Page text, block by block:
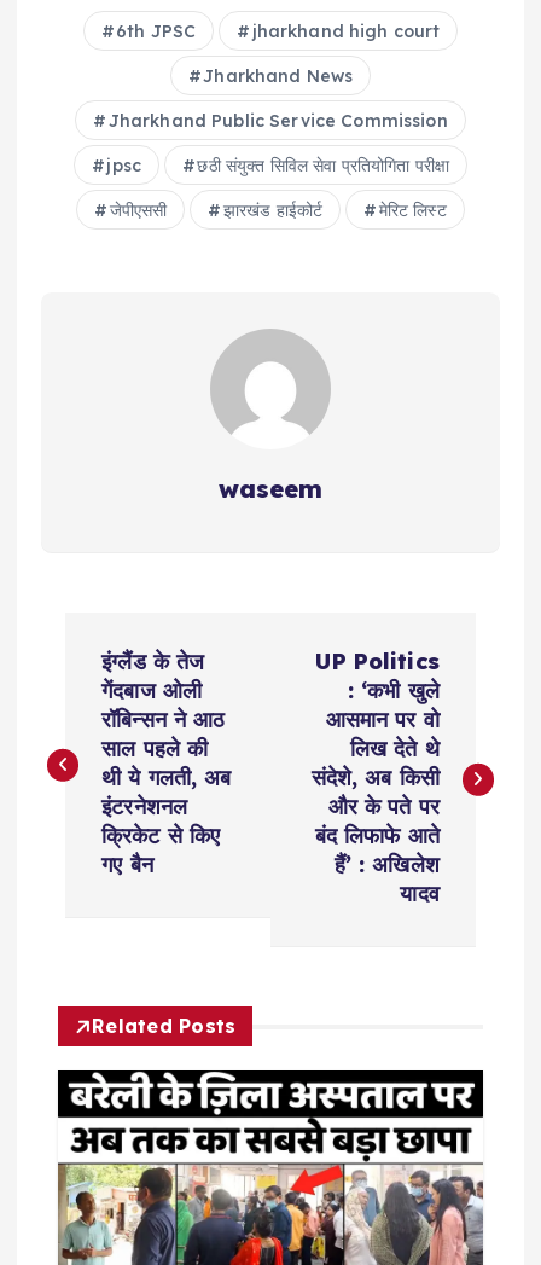
6th JPSC jharkhand high court
Jharkhand News
Jharkhand Public Service Commission
jpsc छठी संयुक्त सिविल सेवा प्रतियोगिता परीक्षा
जेपीएससी झारखंड हाईकोर्ट मेरिट लिस्ट
waseem
s
v
g
a
t
इंग्लैंड के तेज
गेंदबाज ओली
रॉबिन्सन ने आठ
साल पहले की
थी ये गलती, अब
इंटरनेशनल
क्रिकेट से किए
गए बैन
UP Politics
: ‘कभी खुले
आसमान पर वो
लिख देते थे
संदेशे, अब किसी
और के पते पर
बंद लिफाफे आते
हैं’ : अखिलेश
यादव
Related Posts